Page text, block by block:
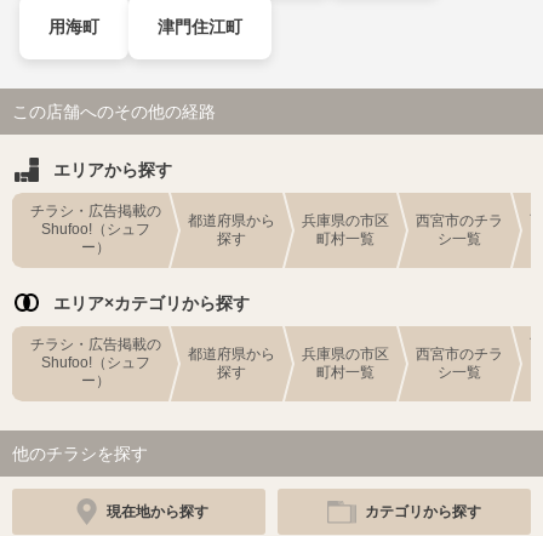
用海町 津門住江町
この店舗へのその他の経路
エリアから探す
チラシ・広告掲載の
Shufoo!（シュフ
ー）
都道府県から
探す
兵庫県の市区
町村一覧
西宮市のチラ
シ一覧
エリア×カテゴリから探す
チラシ・広告掲載の
Shufoo!（シュフ
ー）
都道府県から
探す
兵庫県の市区
町村一覧
西宮市のチラ
シ一覧
他のチラシを探す
現在地から探す カテゴリから探す